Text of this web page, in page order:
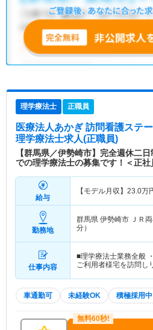
理学療法士 正職員
医療法人あかぎ 訪問看護ステ
理学療法士求人(正職員)
【群馬県／伊勢崎市】完全週休二
での理学療法士の募集です！＜正社
給与
【モデル月収】 23.0万
勤務地
群馬県 伊勢崎市 ＪＲ
分）
仕事内容
■理学療法士業務全般
ご利用者様宅を訪問し
車通勤可 未経験OK 積極採用中